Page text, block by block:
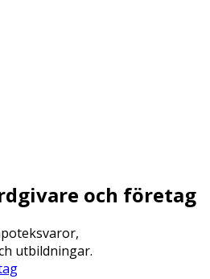
och företag
utbildningar.